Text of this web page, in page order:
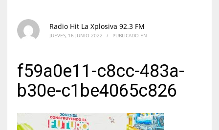
Radio Hit La Xplosiva 92.3 FM
JUEVES, 16 JUNIO 2022 / PUBLICADO EN
f59a0e11-c8cc-483a-
b30e-c1be4065c826